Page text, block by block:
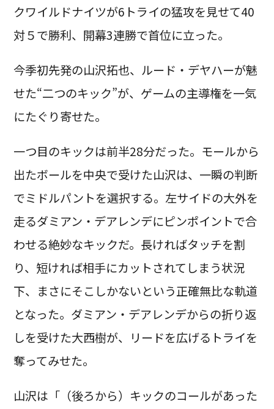
クワイルドナイツが6トライの猛攻を見せて40
対５で勝利、開幕3連勝で首位に立った。
今季初先発の山沢拓也、ルード・デヤハーが魅
せた“二つのキック”が、ゲームの主導権を一気
にたぐり寄せた。
一つ目のキックは前半28分だった。モールから
出たボールを中央で受けた山沢は、一瞬の判断
でミドルパントを選択する。左サイドの大外を
走るダミアン・デアレンデにピンポイントで合
わせる絶妙なキックだ。長ければタッチを割
り、短ければ相手にカットされてしまう状況
下、まさにそこしかないという正確無比な軌道
となった。ダミアン・デアレンデからの折り返
しを受けた大西樹が、リードを広げるトライを
奪ってみせた。
山沢は「（後ろから）キックのコールがあった